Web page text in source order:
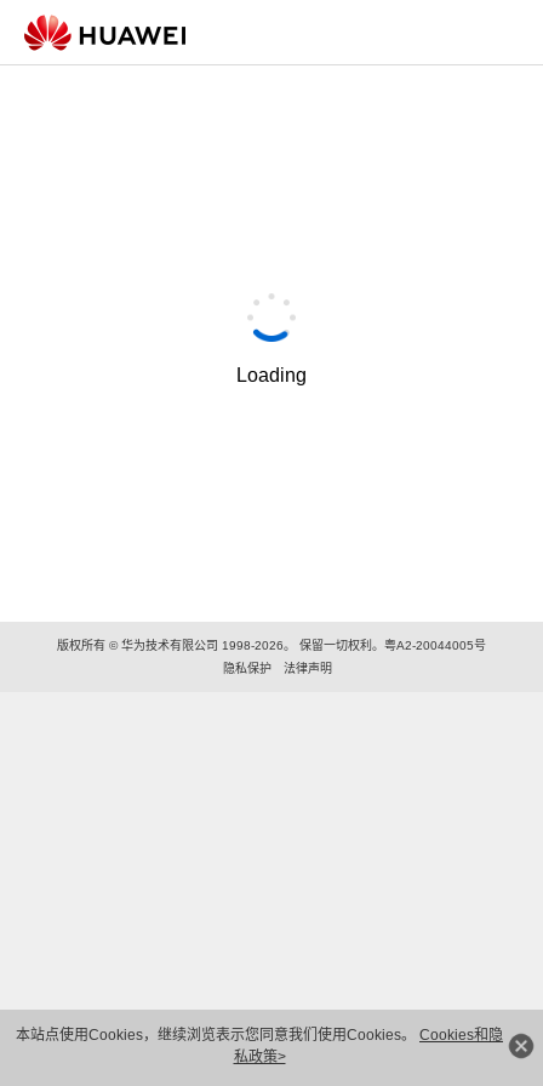
本站点使用Cookies，继续浏览表示您同意我们使用Cookies。 Cookies和隐
私政策>
Loading
版权所有 © 华为技术有限公司 1998-2026。 保留一切权利。粤A2-20044005号
隐私保护
法律声明